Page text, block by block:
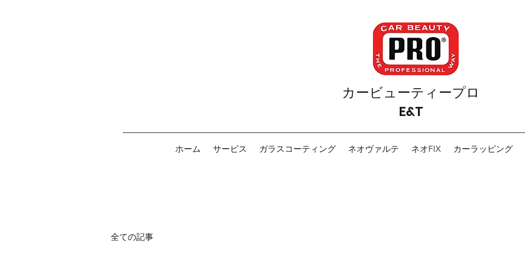
カービューティープロ
E&T
ホーム サービス ガラスコーティング ネオヴァルテ ネオFIX カーラッピング
全ての記事